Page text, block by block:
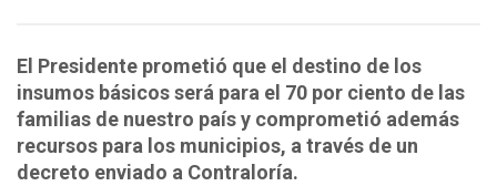
El Presidente prometió que el destino de los
insumos básicos será para el 70 por ciento de las
familias de nuestro país y comprometió además
recursos para los municipios, a través de un
decreto enviado a Contraloría.